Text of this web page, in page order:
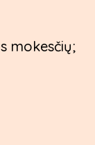
mokesčių;